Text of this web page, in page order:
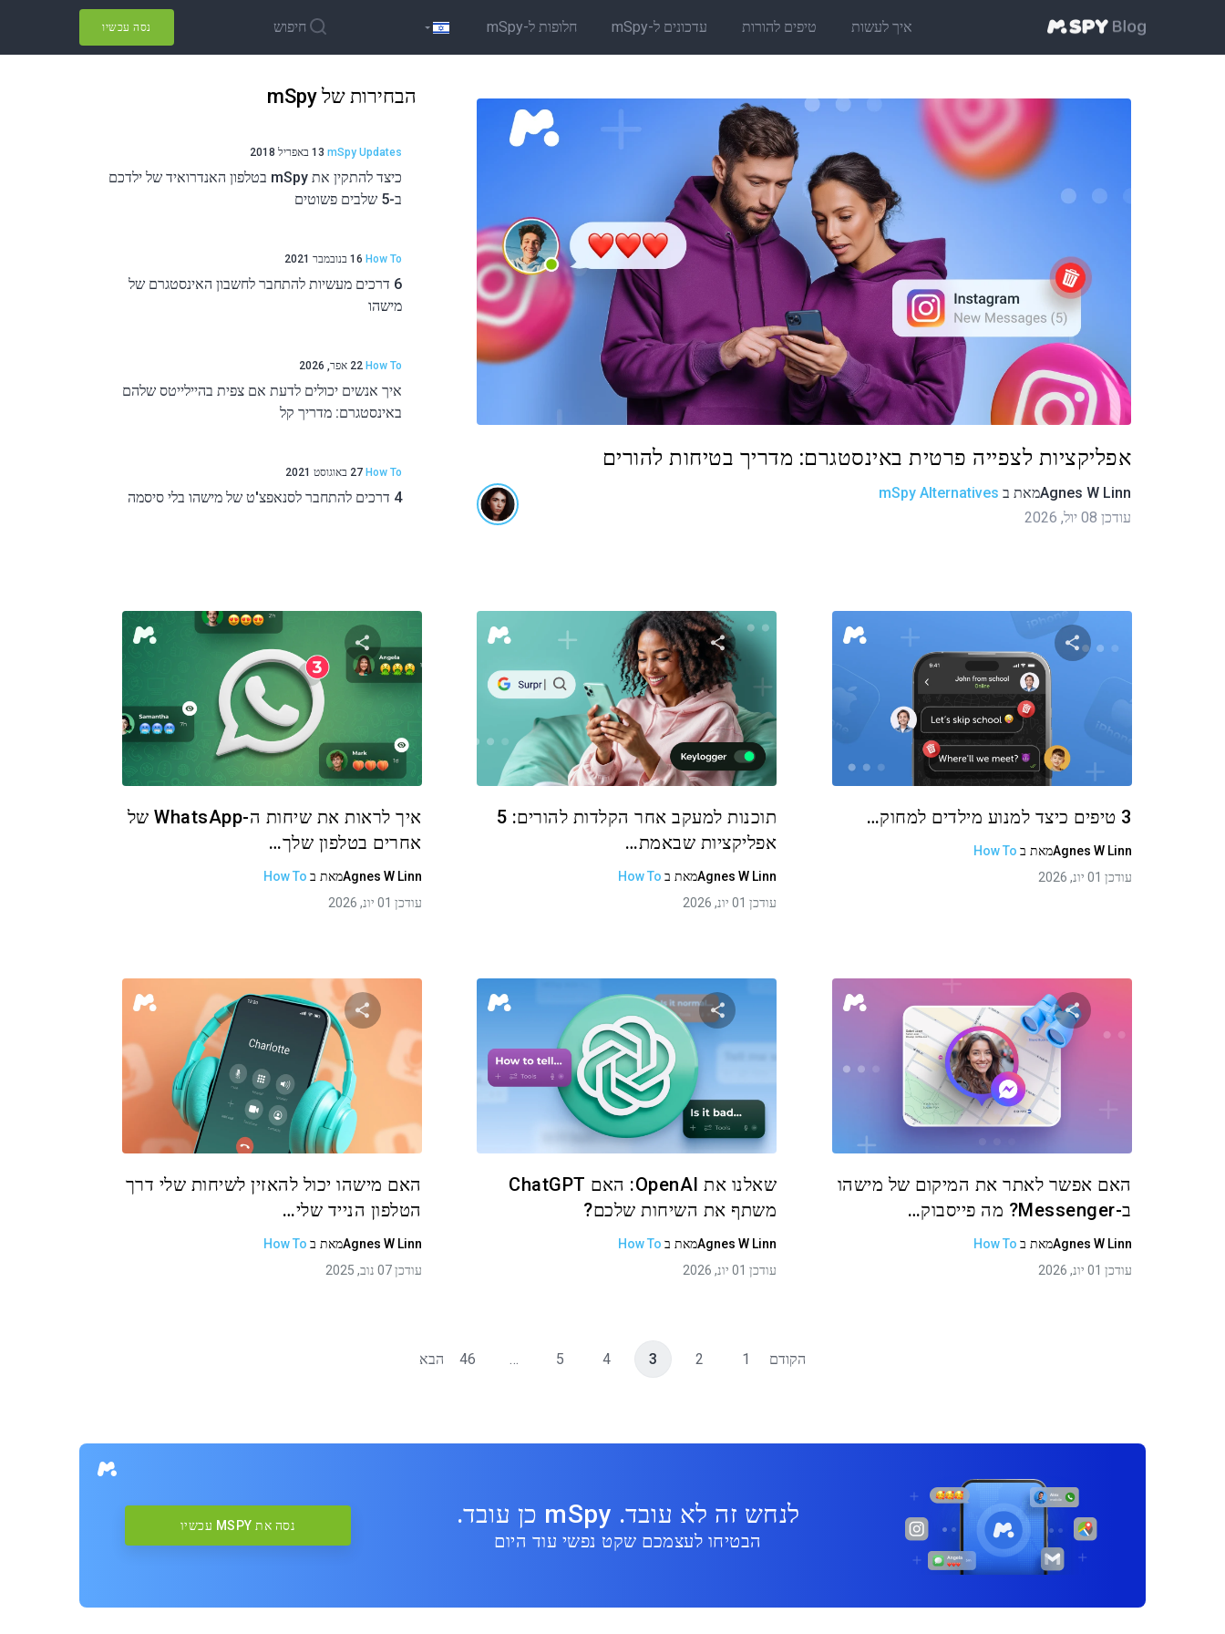
איך לעשות טיפים להורות עדכונים ל-mSpy חלופות ל-mSpy חיפוש נסה עכשיו
אפליקציות לצפייה פרטית באינסטגרם: מדריך בטיחות להורים
Agnes W Linnמאת ב mSpy Alternatives
עודכן 08 יול, 2026
הבחירות של mSpy
mSpy Updates 13 באפריל 2018
כיצד להתקין את mSpy בטלפון האנדרואיד של ילדכם
ב-5 שלבים פשוטים
How To 16 בנובמבר 2021
6 דרכים מעשיות להתחבר לחשבון האינסטגרם של
מישהו
How To 22 אפר, 2026
איך אנשים יכולים לדעת אם צפית בהיילייטס שלהם
באינסטגרם: מדריך קל
How To 27 באוגוסט 2021
4 דרכים להתחבר לסנאפצ'ט של מישהו בלי סיסמה
שתף מאמר זה
טוויטר פייסבוק העתקת קישור
3 טיפים כיצד למנוע מילדים למחוק…
Agnes W Linnמאת ב How To
עודכן 01 יונ, 2026
שתף מאמר זה
טוויטר פייסבוק העתקת קישור
תוכנות למעקב אחר הקלדות להורים: 5
אפליקציות שבאמת…
Agnes W Linnמאת ב How To
עודכן 01 יונ, 2026
שתף מאמר זה
טוויטר
איך לראות את שיחות ה-WhatsApp של
אחרים בטלפון שלך…
Agnes W Linnמאת ב How To
עודכן 01 יונ, 2026
שתף מאמר זה
האם אפשר לאתר את המיקום של מישהו
ב-Messenger? מה פייסבוק…
Agnes W Linnמאת ב How To
עודכן 01 יונ, 2026
שתף מאמר זה
טוויטר פייסבוק
שאלנו את OpenAI: האם ChatGPT
משתף את השיחות שלכם?
Agnes W Linnמאת ב How To
עודכן 01 יונ, 2026
שתף מאמר זה
טוויטר פייסבוק העתקת קישור
האם מישהו יכול להאזין לשיחות שלי דרך
הטלפון הנייד שלי…
Agnes W Linnמאת ב How To
עודכן 07 נוב, 2025
הקודם 1
2
3
4
5
…
46 הבא
לנחש זה לא עובד. mSpy כן עובד.
הבטיחו לעצמכם שקט נפשי עוד היום
נסה את MSPY עכשיו